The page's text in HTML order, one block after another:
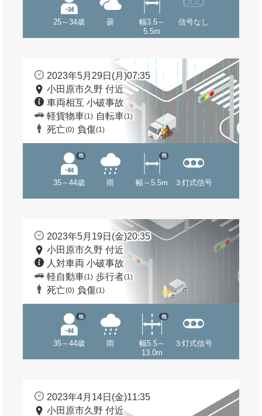
25～34歳 曇
幅3.5～
5.5m
信号なし
2023年5月29日(月)07:35
小田原市久野 付近
車両相互 小破事故
軽貨物車(1) 自転車(1)
死亡(0) 負傷(1)
35～44歳
他
雨 幅～5.5m
他
３灯式信号
2023年5月19日(金)20:35
小田原市久野 付近
人対車両 小破事故
軽自動車(1) 歩行者(1)
死亡(0) 負傷(1)
35～44歳
他
雨
幅5.5～
13.0m
他
３灯式信号
2023年4月14日(金)11:35
小田原市久野 付近